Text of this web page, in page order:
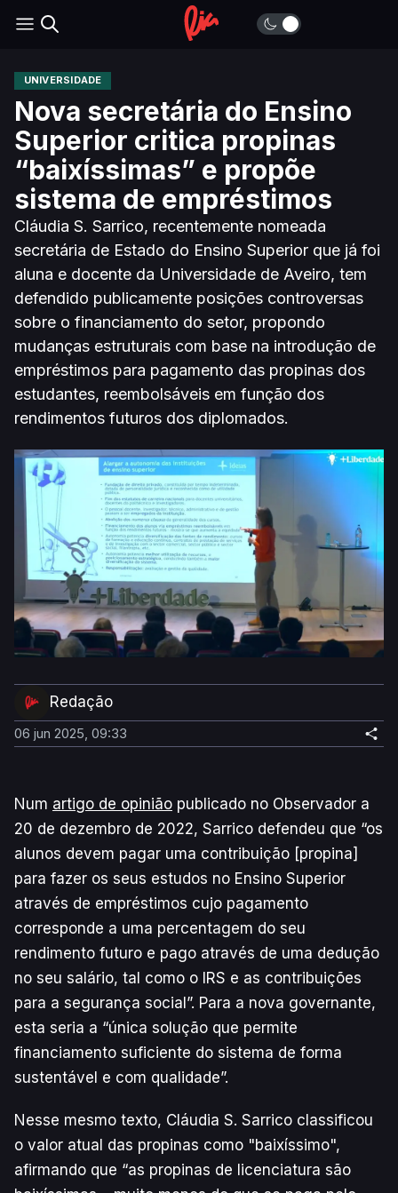
UNIVERSIDADE
Nova secretária do Ensino
Superior critica propinas
“baixíssimas” e propõe
sistema de empréstimos
Cláudia S. Sarrico, recentemente nomeada
secretária de Estado do Ensino Superior que já foi
aluna e docente da Universidade de Aveiro, tem
defendido publicamente posições controversas
sobre o financiamento do setor, propondo
mudanças estruturais com base na introdução de
empréstimos para pagamento das propinas dos
estudantes, reembolsáveis em função dos
rendimentos futuros dos diplomados.
Redação
06 jun 2025, 09:33
Num artigo de opinião publicado no Observador a
20 de dezembro de 2022, Sarrico defendeu que “os
alunos devem pagar uma contribuição [propina]
para fazer os seus estudos no Ensino Superior
através de empréstimos cujo pagamento
corresponde a uma percentagem do seu
rendimento futuro e pago através de uma dedução
no seu salário, tal como o IRS e as contribuições
para a segurança social”. Para a nova governante,
esta seria a “única solução que permite
financiamento suficiente do sistema de forma
sustentável e com qualidade”.
Nesse mesmo texto, Cláudia S. Sarrico classificou
o valor atual das propinas como "baixíssimo",
afirmando que “as propinas de licenciatura são